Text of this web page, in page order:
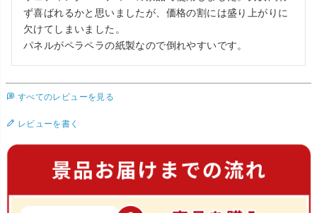
ず喜ばれるかと思いましたが、価格の割には盛り上がりに
欠けてしまいました。
パネルがペラペラの紙製なので倒れやすいです。
すべてのレビューを見る
レビューを書く